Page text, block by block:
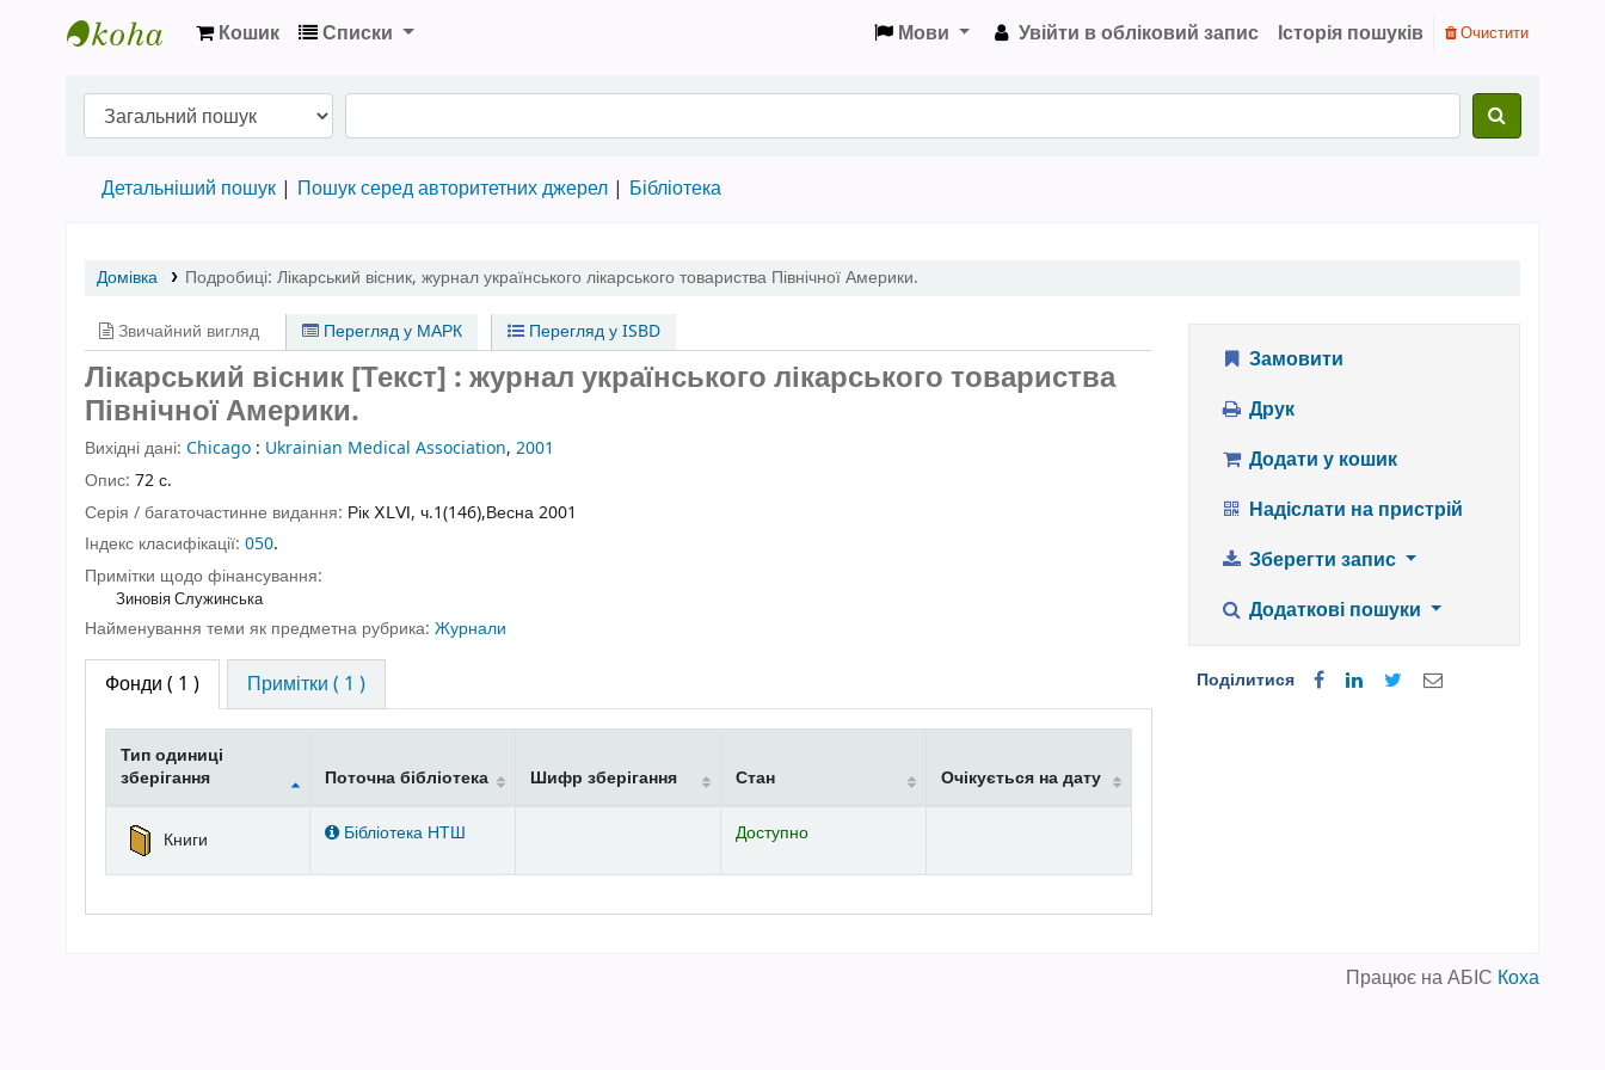
Кошик Списки Мови Увійти в обліковий запис Історія пошуків Очистити
Детальніший пошук Пошук серед авторитетних джерел Бібліотека
Домівка Подробиці: Лікарський вісник, журнал українського лікарського товариства Північної Америки.
Звичайний вигляд Перегляд у МАРК Перегляд у ISBD
Лікарський вісник [Текст] : журнал українського лікарського товариства
Північної Америки.
Вихідні дані: Chicago : Ukrainian Medical Association, 2001
Опис: 72 с.
Серія / багаточастинне видання: Рік ⅩⅬⅥ, ч.1(146),Весна 2001
Індекс класифікації: 050.
Примітки щодо фінансування:
Зиновія Служинська
Найменування теми як предметна рубрика: Журнали
Фонди ( 1 ) Примітки ( 1 )
Фонди
Тип одиниці
зберігання
Поточна бібліотека Шифр зберігання Стан Очікується на дату
Книги Бібліотека НТШ Доступно
Замовити
Друк
Додати у кошик
Надіслати на пристрій
Зберегти запис
Додаткові пошуки
Поділитися
Працює на АБІС Коха